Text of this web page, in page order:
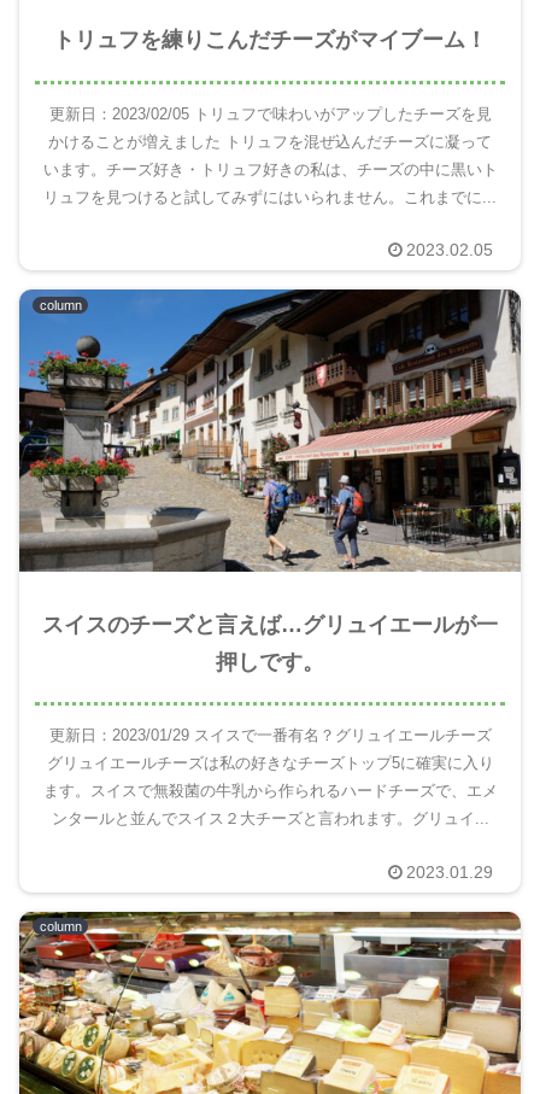
トリュフを練りこんだチーズがマイブーム！
更新日：2023/02/05 トリュフで味わいがアップしたチーズを見
かけることが増えました トリュフを混ぜ込んだチーズに凝って
います。チーズ好き・トリュフ好きの私は、チーズの中に黒いト
リュフを見つけると試してみずにはいられません。これまでに...
2023.02.05
column
スイスのチーズと言えば…グリュイエールが一
押しです。
更新日：2023/01/29 スイスで一番有名？グリュイエールチーズ
グリュイエールチーズは私の好きなチーズトップ5に確実に入り
ます。スイスで無殺菌の牛乳から作られるハードチーズで、エメ
ンタールと並んでスイス２大チーズと言われます。グリュイ...
2023.01.29
column